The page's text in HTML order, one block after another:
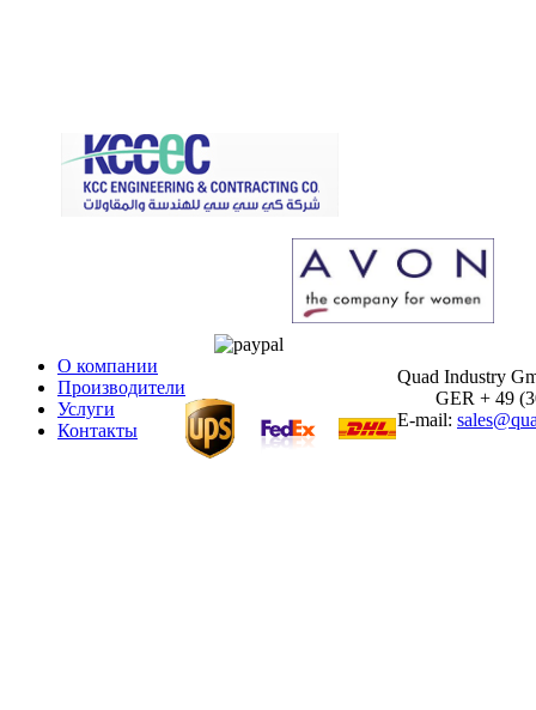
О компании
Производители
Услуги
Контакты
Quad Industry
GER + 49
E-mail: